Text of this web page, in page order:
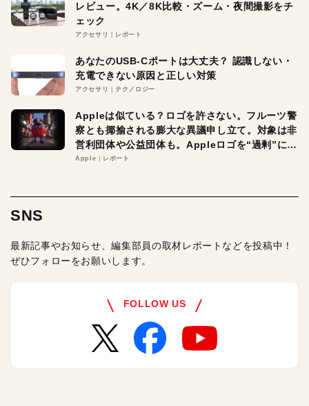
レビュー。4K／8K比較・ズーム・夜間撮影をチ
ェック
アクセサリ レポート
あなたのUSB-Cポートは大丈夫？ 認識しない・
充電できない原因と正しい対策
アクセサリ テクノロジー
Appleは似ている？ロゴを許さない。フルーツ警
察とも揶揄される膨大な異議申し立て。対象は非
営利団体や公益団体も。Appleロゴを“過剰”に守
る理由とは
Apple レポート
SNS
最新記事やお知らせ、編集部員の取材レポートなどを投稿中！
ぜひフォローをお願いします。
FOLLOW US